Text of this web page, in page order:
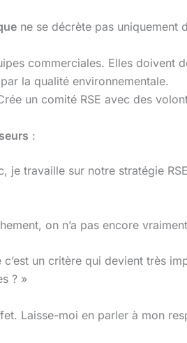
ne se décrète pas uniquement
commerciales. Elles doivent
la qualité environnementale.
un comité RSE avec des
:
je travaille sur notre stratégie
on n’a pas encore
un critère qui devient très
? »
Laisse-moi en parler à mon